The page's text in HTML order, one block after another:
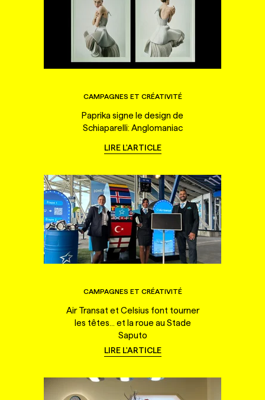
CAMPAGNES ET CRÉATIVITÉ
Paprika signe le design de
Schiaparelli: Anglomaniac
LIRE L'ARTICLE
CAMPAGNES ET CRÉATIVITÉ
Air Transat et Celsius font tourner
les têtes... et la roue au Stade
Saputo
LIRE L'ARTICLE